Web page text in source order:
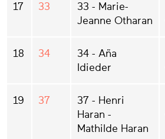
17 33
33 - Marie-
Jeanne Otharan
18 34
34 - Aña
Idieder
19 37
37 - Henri
Haran -
Mathilde Haran